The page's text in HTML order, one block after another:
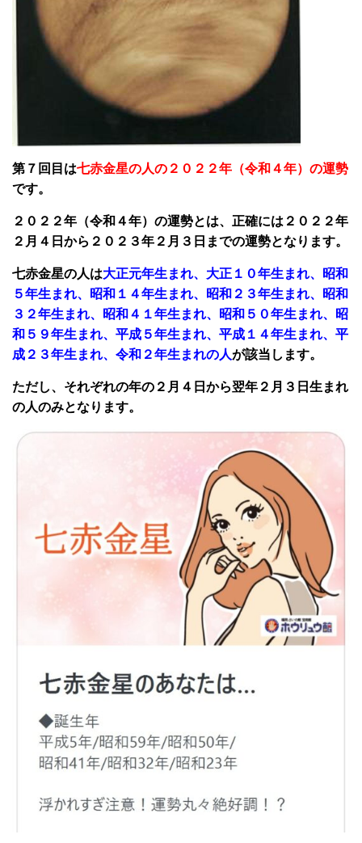
第７回目は七赤金星の人の２０２２年（令和４年）の運勢
です。
２０２２年（令和４年）の運勢とは、正確には２０２２年
２月４日から２０２３年２月３日までの運勢となります。
七赤金星の人は大正元年生まれ、大正１０年生まれ、昭和
５年生まれ、昭和１４年生まれ、昭和２３年生まれ、昭和
３２年生まれ、昭和４１年生まれ、昭和５０年生まれ、昭
和５９年生まれ、平成５年生まれ、平成１４年生まれ、平
成２３年生まれ、令和２年生まれの人が該当します。
ただし、それぞれの年の２月４日から翌年２月３日生まれ
の人のみとなります。